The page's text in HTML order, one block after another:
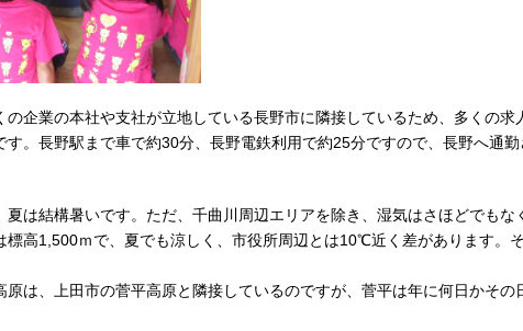
企業の本社や支社が立地している長野市に隣接しているため、多くの
す。長野駅まで車で約30分、長野電鉄利用で約25分ですので、長野へ通
は結構暑いです。ただ、千曲川周辺エリアを除き、湿気はさほどでも
標高1,500ｍで、夏でも涼しく、市役所周辺とは10℃近く差があります。
は、上田市の菅平高原と隣接しているのですが、菅平は年に何日かそ